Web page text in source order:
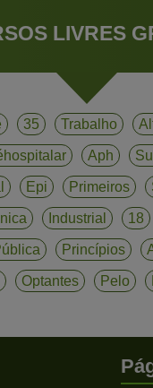
LIVRES
35 Trabalho
Aph
Epi Primeiros
Industrial 18
Princípios
Optantes Pelo